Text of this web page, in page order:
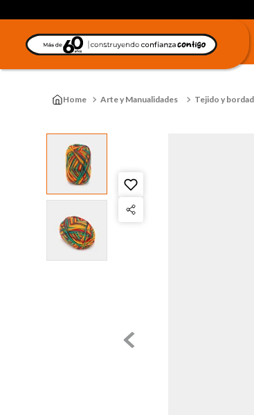
Arte y Manualidades Tejido y